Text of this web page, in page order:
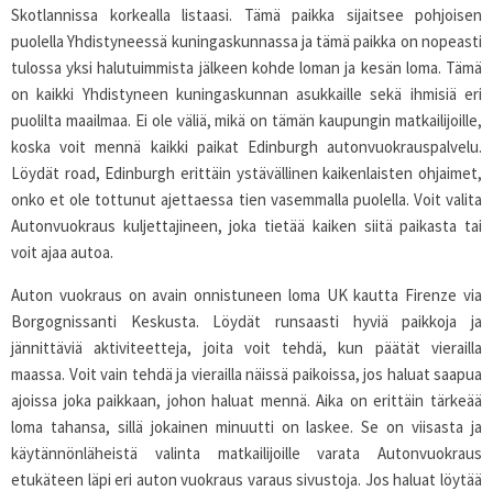
Skotlannissa korkealla listaasi. Tämä paikka sijaitsee pohjoisen
puolella Yhdistyneessä kuningaskunnassa ja tämä paikka on nopeasti
tulossa yksi halutuimmista jälkeen kohde loman ja kesän loma. Tämä
on kaikki Yhdistyneen kuningaskunnan asukkaille sekä ihmisiä eri
puolilta maailmaa. Ei ole väliä, mikä on tämän kaupungin matkailijoille,
koska voit mennä kaikki paikat Edinburgh autonvuokrauspalvelu.
Löydät road, Edinburgh erittäin ystävällinen kaikenlaisten ohjaimet,
onko et ole tottunut ajettaessa tien vasemmalla puolella. Voit valita
Autonvuokraus kuljettajineen, joka tietää kaiken siitä paikasta tai
voit ajaa autoa.
Auton vuokraus on avain onnistuneen loma UK kautta Firenze via
Borgognissanti Keskusta. Löydät runsaasti hyviä paikkoja ja
jännittäviä aktiviteetteja, joita voit tehdä, kun päätät vierailla
maassa. Voit vain tehdä ja vierailla näissä paikoissa, jos haluat saapua
ajoissa joka paikkaan, johon haluat mennä. Aika on erittäin tärkeää
loma tahansa, sillä jokainen minuutti on laskee. Se on viisasta ja
käytännönläheistä valinta matkailijoille varata Autonvuokraus
etukäteen läpi eri auton vuokraus varaus sivustoja. Jos haluat löytää